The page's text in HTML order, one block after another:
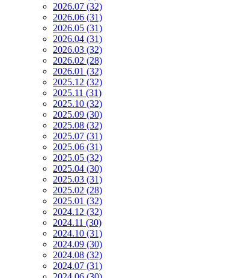
2026.07 (32)
2026.06 (31)
2026.05 (31)
2026.04 (31)
2026.03 (32)
2026.02 (28)
2026.01 (32)
2025.12 (32)
2025.11 (31)
2025.10 (32)
2025.09 (30)
2025.08 (32)
2025.07 (31)
2025.06 (31)
2025.05 (32)
2025.04 (30)
2025.03 (31)
2025.02 (28)
2025.01 (32)
2024.12 (32)
2024.11 (30)
2024.10 (31)
2024.09 (30)
2024.08 (32)
2024.07 (31)